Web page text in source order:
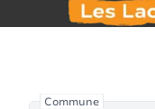
Commune